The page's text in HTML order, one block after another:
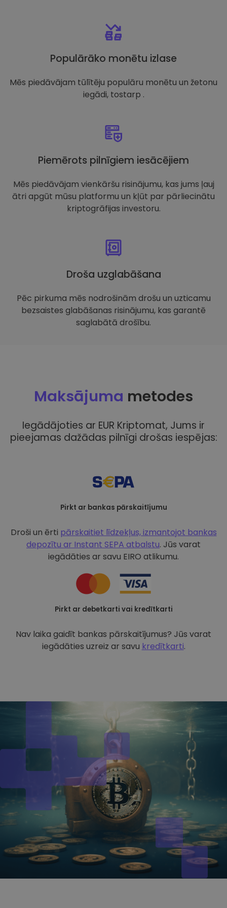
Populārāko monētu izlase
Mēs piedāvājam tūlītēju populāru monētu un žetonu
iegādi, tostarp .
Piemērots pilnīgiem iesācējiem
Mēs piedāvājam vienkāršu risinājumu, kas jums ļauj
ātri apgūt mūsu platformu un kļūt par pārliecinātu
kriptogrāfijas investoru.
Droša uzglabāšana
Pēc pirkuma mēs nodrošinām drošu un uzticamu
bezsaistes glabāšanas risinājumu, kas garantē
saglabātā drošību.
Maksājuma metodes
Iegādājoties ar EUR Kriptomat, Jums ir
pieejamas dažādas pilnīgi drošas iespējas:
Pirkt ar bankas pārskaitījumu
Droši un ērti pārskaitiet līdzekļus, izmantojot bankas
depozītu ar Instant SEPA atbalstu. Jūs varat
iegādāties ar savu EIRO atlikumu.
Pirkt ar debetkarti vai kredītkarti
Nav laika gaidīt bankas pārskaitījumus? Jūs varat
iegādāties uzreiz ar savu kredītkarti.